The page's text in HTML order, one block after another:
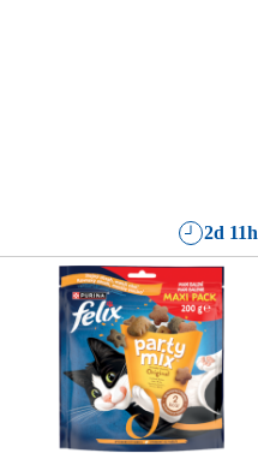
2d 11h